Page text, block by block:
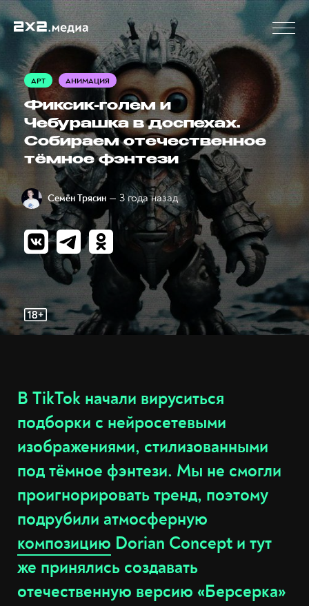
АРТ АНИМАЦИЯ
Фиксик-голем и
Чебурашка в доспехах.
Собираем отечественное
тёмное фэнтези
Семён Трясин — 3 года назад
В TikTok начали вируситься
подборки с нейросетевыми
изображениями, стилизованными
под тёмное фэнтези. Мы не смогли
проигнорировать тренд, поэтому
подрубили атмосферную
композицию Dorian Concept и тут
же принялись создавать
отечественную версию «Берсерка»